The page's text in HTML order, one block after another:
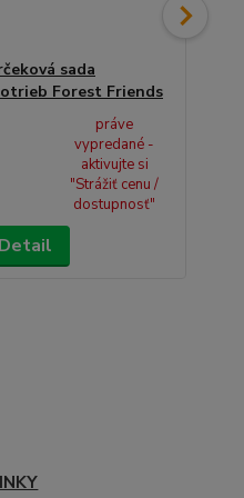
sada
Forest Friends
práve
vypredané -
aktivujte si
"Strážiť cenu /
dostupnosť"
Detail